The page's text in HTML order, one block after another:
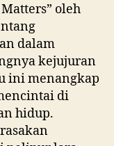
oleh
dalam
kejujuran
ini menangkap
di
hidup.